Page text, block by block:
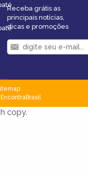
Receba grátis as
principais notícias,
dicas e promoções
copy.